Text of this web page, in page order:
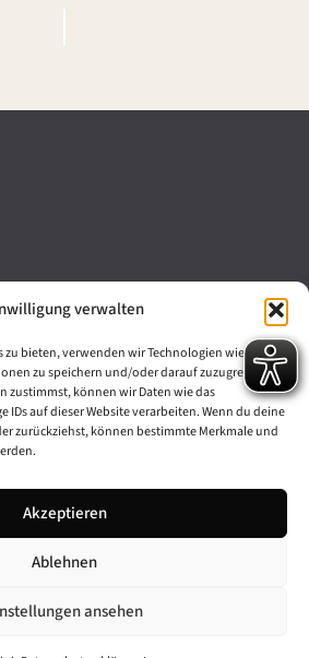
verwalten
zu bieten, verwenden wir Technologien wie
zu speichern und/oder darauf zuzugreifen.
zustimmst, können wir Daten wie das
auf dieser Website verarbeiten. Wenn du deine
zurückziehst, können bestimmte Merkmale und
Akzeptieren
Ablehnen
ansehen